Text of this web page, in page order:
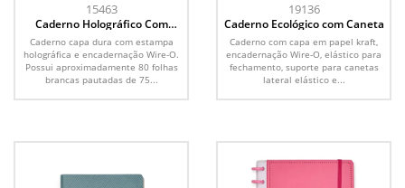
15463
Caderno Holográfico Com
Pauta
Caderno capa dura com estampa
holográfica e encadernação Wire-O.
Possui aproximadamente 80 folhas
brancas pautadas de 75...
19136
Caderno Ecológico com Caneta
Caderno com capa em papel kraft,
encadernação Wire-O, elástico para
fechamento, suporte para canetas
lateral elástico e...